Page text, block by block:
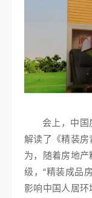
会上，中国
解读了《精装房
为，随着房地
级，“精装成品
影响中国人居